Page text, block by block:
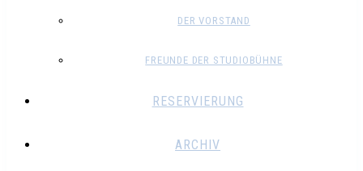
DER VORSTAND
FREUNDE DER STUDIOBÜHNE
RESERVIERUNG
ARCHIV